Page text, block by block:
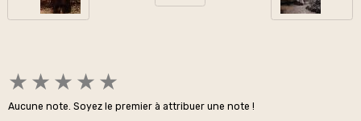
★ ★ ★ ★ ★
Aucune note. Soyez le premier à attribuer une note !